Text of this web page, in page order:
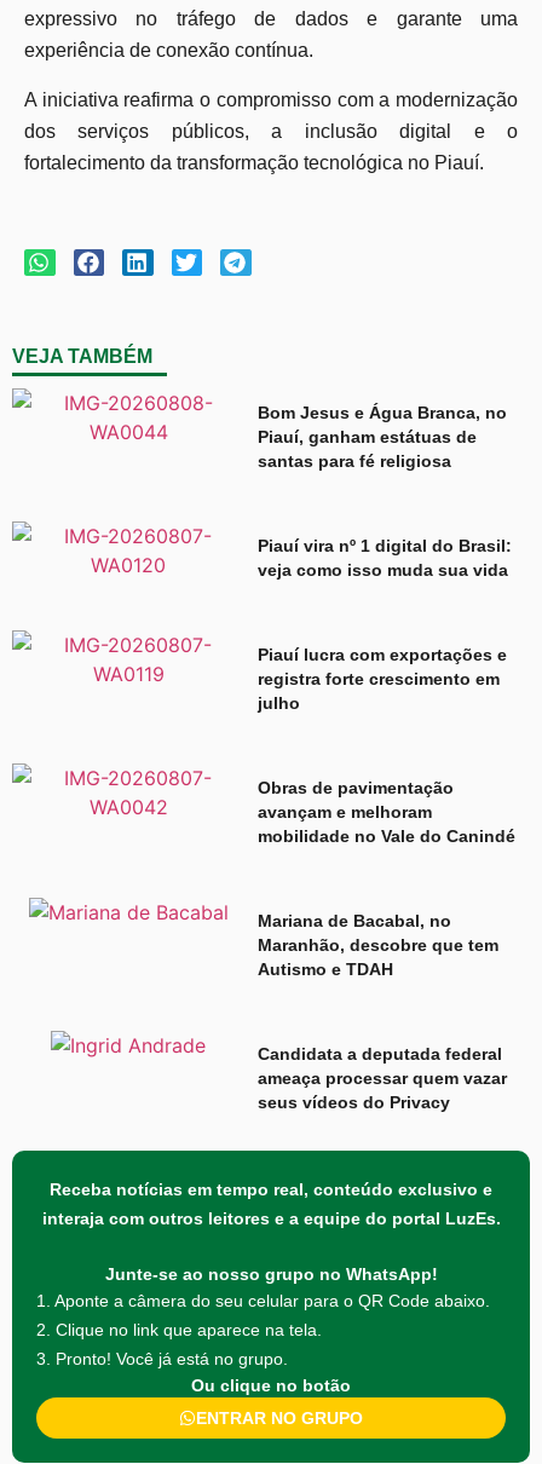
expressivo no tráfego de dados e garante uma
experiência de conexão contínua.
A iniciativa reafirma o compromisso com a modernização
dos serviços públicos, a inclusão digital e o
fortalecimento da transformação tecnológica no Piauí.
VEJA TAMBÉM
Bom Jesus e Água Branca, no
Piauí, ganham estátuas de
santas para fé religiosa
Piauí vira nº 1 digital do Brasil:
veja como isso muda sua vida
Piauí lucra com exportações e
registra forte crescimento em
julho
Obras de pavimentação
avançam e melhoram
mobilidade no Vale do Canindé
Mariana de Bacabal, no
Maranhão, descobre que tem
Autismo e TDAH
Candidata a deputada federal
ameaça processar quem vazar
seus vídeos do Privacy
Receba notícias em tempo real, conteúdo exclusivo e
interaja com outros leitores e a equipe do portal LuzEs.
Junte-se ao nosso grupo no WhatsApp!
1. Aponte a câmera do seu celular para o QR Code abaixo.
2. Clique no link que aparece na tela.
3. Pronto! Você já está no grupo.
Ou clique no botão
ENTRAR NO GRUPO